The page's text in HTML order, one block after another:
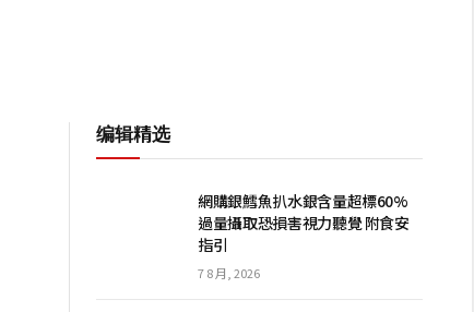
编辑精选
網購銀鱈魚扒水銀含量超標60%
過量攝取恐損害視力聽覺 附食安
指引
7 8 月, 2026